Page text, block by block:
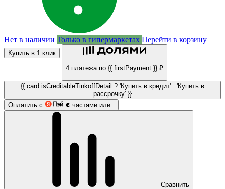
Нет в наличии Только в гипермаркетах Перейти в корзину
Купить в 1 клик
4 платежа по {{ firstPayment }} ₽
{{ card.isCreditableTinkoffDetail ? 'Купить в кредит' : 'Купить в
рассрочку' }}
Оплатить с
частями или
Сравнить